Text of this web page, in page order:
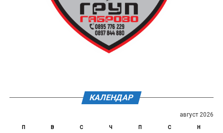
КАЛЕНДАР
август 2026
П В С Ч П С Н